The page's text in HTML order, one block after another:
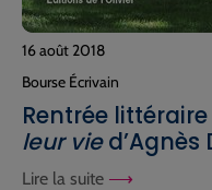
16 août 2018
Bourse Écrivain
Rentrée littéraire
leur vied’Agnès
Lire la suite